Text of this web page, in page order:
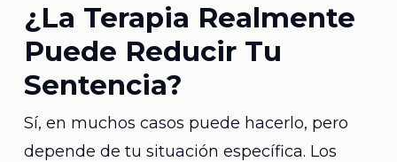
¿La Terapia Realmente
Puede Reducir Tu
Sentencia?
Sí, en muchos casos puede hacerlo, pero
depende de tu situación específica. Los